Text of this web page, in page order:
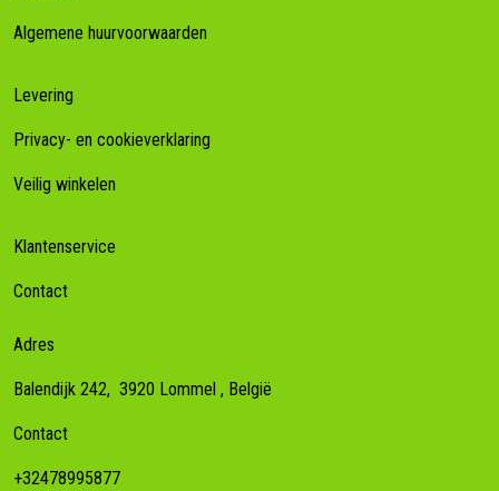
Algemene huurvoorwaarden
Levering
Privacy- en cookieverklaring
Veilig winkelen
Klantenservice
Contact
Adres
Balendijk 242, 3920 Lommel , België
Contact
+32478995877